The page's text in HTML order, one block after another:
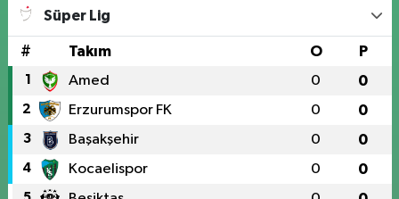
Süper Lig
# Takım O P
1 Amed 0 0
2 Erzurumspor FK 0 0
3 Başakşehir 0 0
4 Kocaelispor 0 0